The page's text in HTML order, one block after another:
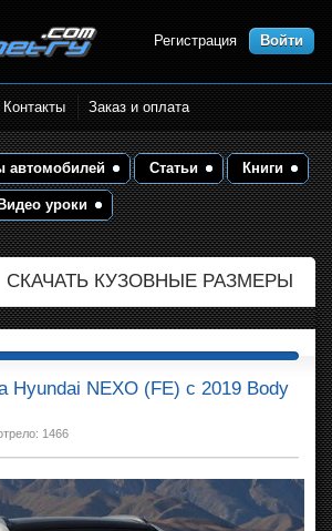
и кузовные
кузова
Регистрация Войти
Контакты Заказ и оплата
автомобилей Статьи Книги
Видео уроки
СКАЧАТЬ КУЗОВНЫЕ РАЗМЕРЫ
Hyundai NEXO (FE) с 2019 Body
1466